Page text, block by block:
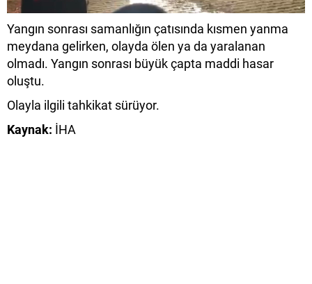
Yangın sonrası samanlığın çatısında kısmen yanma
meydana gelirken, olayda ölen ya da yaralanan
olmadı. Yangın sonrası büyük çapta maddi hasar
oluştu.
Olayla ilgili tahkikat sürüyor.
Kaynak: İHA